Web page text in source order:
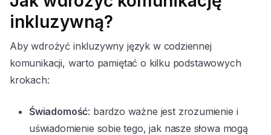
inkluzywną?
Aby wdrożyć inkluzywny język w codziennej
komunikacji, warto pamiętać o kilku podstawowych
krokach:
Świadomość: bardzo ważne jest zrozumienie i
uświadomienie sobie tego, jak nasze słowa mogą